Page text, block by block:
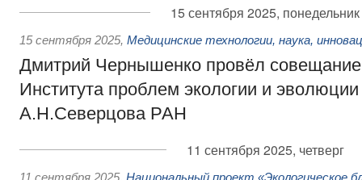
15 сентября 2025, понедельник
15 сентября 2025, Медицинские технологии, наука,
Дмитрий Чернышенко провёл
Института проблем экологии и
А.Н.Северцова РАН
11 сентября 2025, четверг
11 сентября 2025, Национальный проект «Экологическое